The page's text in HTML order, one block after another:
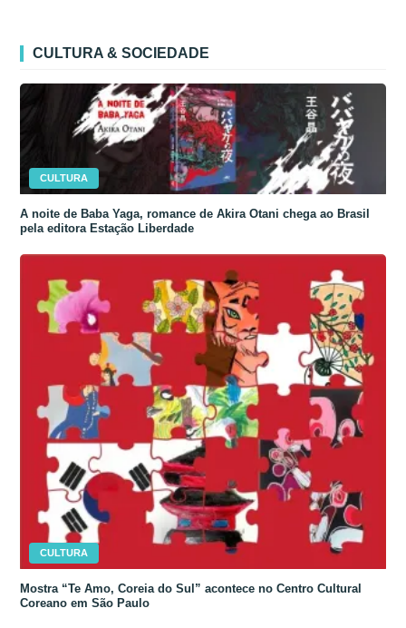
CULTURA & SOCIEDADE
CULTURA
A noite de Baba Yaga, romance de Akira Otani chega ao Brasil
pela editora Estação Liberdade
CULTURA
Mostra “Te Amo, Coreia do Sul” acontece no Centro Cultural
Coreano em São Paulo